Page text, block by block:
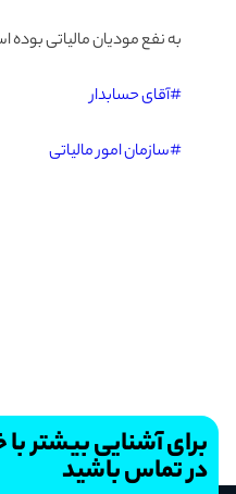
به نفع مودیان مالیاتی بوده
#آقای حسابدار
#سازمان امور مالیاتی
برای آشنایی بیشتر
در تماس باشید